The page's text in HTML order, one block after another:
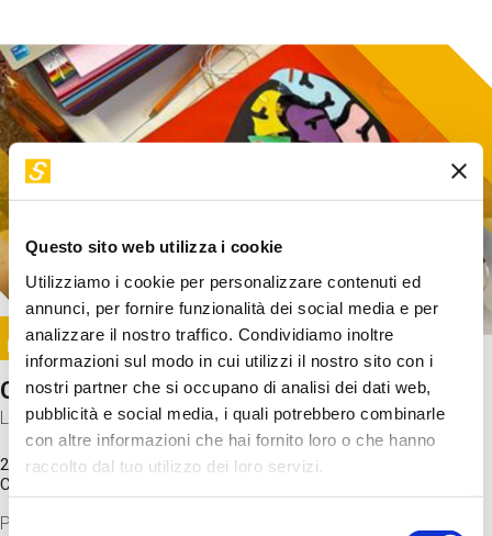
Questo sito web utilizza i cookie
Utilizziamo i cookie per personalizzare contenuti ed
annunci, per fornire funzionalità dei social media e per
analizzare il nostro traffico. Condividiamo inoltre
informazioni sul modo in cui utilizzi il nostro sito con i
nostri partner che si occupano di analisi dei dati web,
pubblicità e social media, i quali potrebbero combinarle
con altre informazioni che hai fornito loro o che hanno
raccolto dal tuo utilizzo dei loro servizi.
Selezione
Image
SUNDAY@STEP
Come funziona il cervello?
Laboratorio
20 Set 2026 / 11:15 - 13:00
Costo
Proveremo a costruire un cervello in cartoncino cercando di